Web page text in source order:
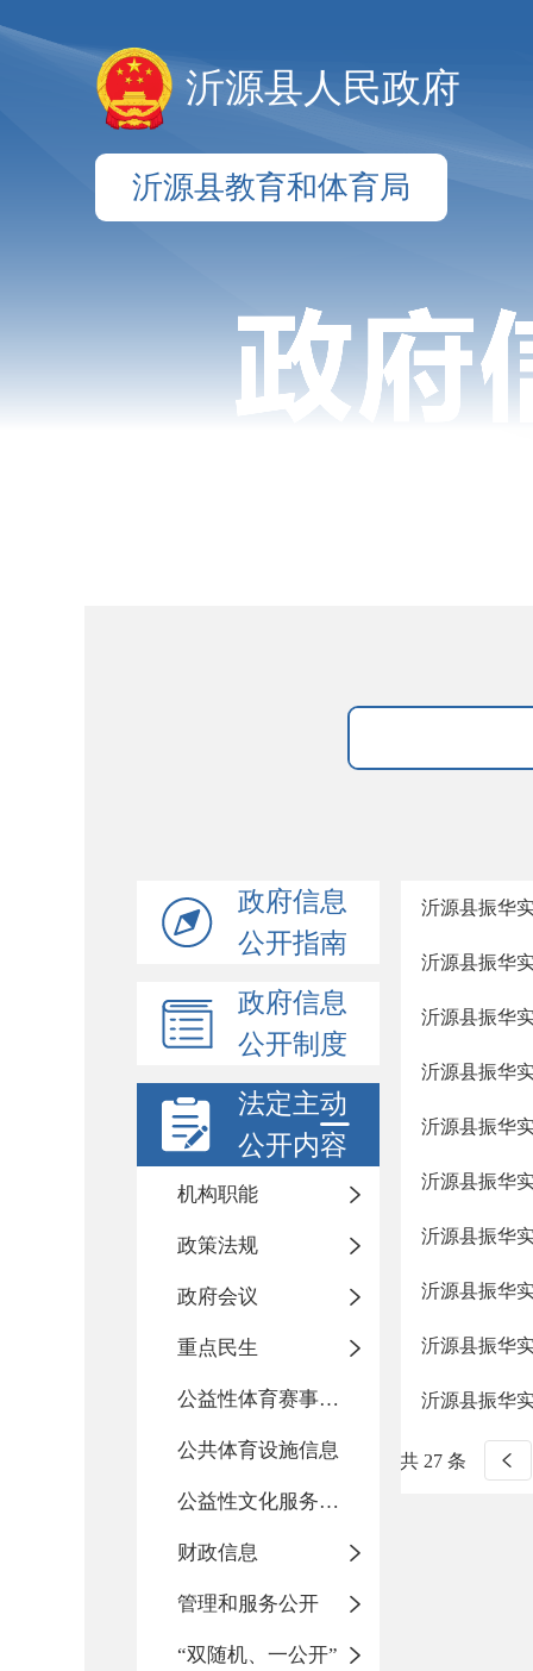
沂源县人民政府
沂源县教育和体育局
政府信息
公开指南
政府信息
公开制度
法定主动
公开内容
机构职能
政策法规
政府会议
重点民生
公益性体育赛事活动
公共体育设施信息
公益性文化服务活动
财政信息
管理和服务公开
“双随机、一公开”
沂源县振华
沂源县振华
沂源县振华
沂源县振华
沂源县振华
沂源县振华
沂源县振华
沂源县振华
沂源县振华
沂源县振华
共 27 条